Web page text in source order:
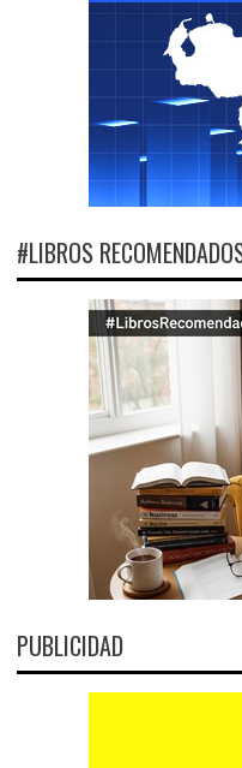
#LIBROS
PUBLICIDAD